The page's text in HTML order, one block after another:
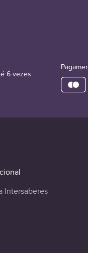
6 vezes
Intersaberes